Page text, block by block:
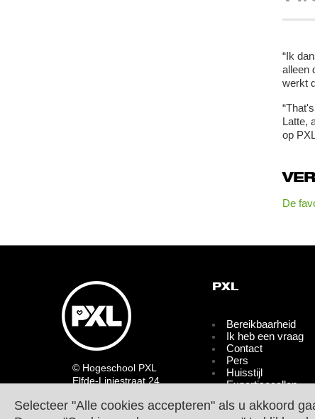
Selecteer "Alle cookies accepteren" als u akkoord
“Ik
alleen
werkt
Latte,
op
De
© Hogeschool PXL
Elfde-Liniestraat 24
tel. +32 11 77 55 55
PXL
Bereikbaarheid
Ik heb een vraag
Contact
Pers
Huisstijl
Expertisecellen
Bedrijven en